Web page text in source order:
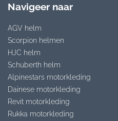
Navigeer naar
AGV helm
Scorpion helmen
HJC helm
Schuberth helm
Alpinestars motorkleding
Dainese motorkleding
Revit motorkleding
Rukka motorkleding